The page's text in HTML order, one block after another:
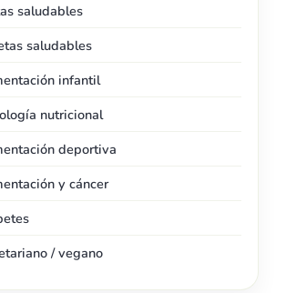
saludables
saludables
infantil
nutricional
deportiva
y cáncer
/ vegano